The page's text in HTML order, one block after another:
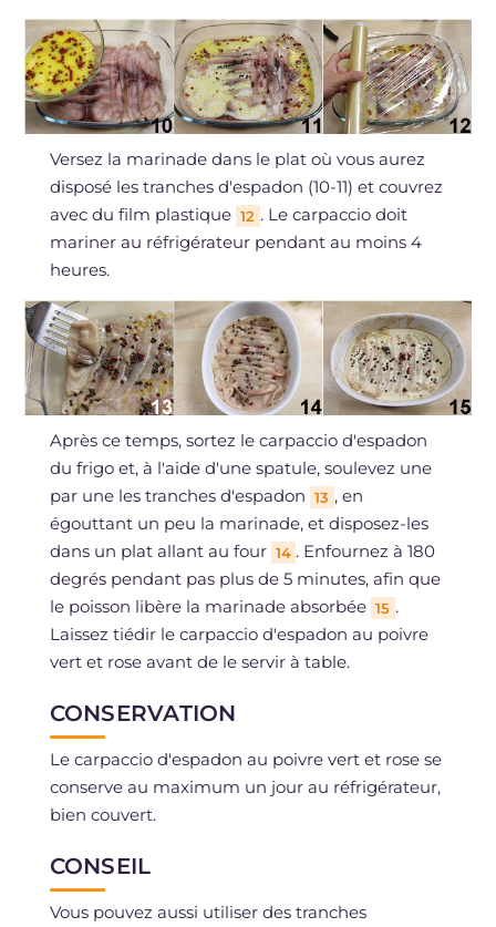
Versez la marinade dans le plat où vous aurez
disposé les tranches d'espadon (10-11) et couvrez
avec du film plastique 12 . Le carpaccio doit
mariner au réfrigérateur pendant au moins 4
heures.
Après ce temps, sortez le carpaccio d'espadon
du frigo et, à l'aide d'une spatule, soulevez une
par une les tranches d'espadon 13 , en
égouttant un peu la marinade, et disposez-les
dans un plat allant au four 14 . Enfournez à 180
degrés pendant pas plus de 5 minutes, afin que
le poisson libère la marinade absorbée 15 .
Laissez tiédir le carpaccio d'espadon au poivre
vert et rose avant de le servir à table.
CONSERVATION
Le carpaccio d'espadon au poivre vert et rose se
conserve au maximum un jour au réfrigérateur,
bien couvert.
CONSEIL
Vous pouvez aussi utiliser des tranches